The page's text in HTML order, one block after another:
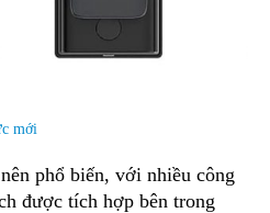
mới
phổ biến, với nhiều công
được tích hợp bên trong